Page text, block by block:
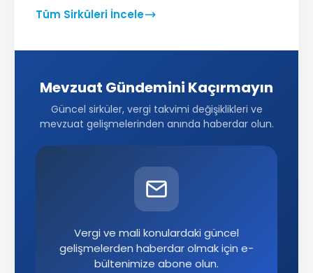
Tüm Sirküleri İncele
Mevzuat Gündemini Kaçırmayın
Güncel sirküler, vergi takvimi değişiklikleri ve
mevzuat gelişmelerinden anında haberdar olun.
Vergi ve mali konulardaki güncel
gelişmelerden haberdar olmak için e-
bültenimize abone olun.